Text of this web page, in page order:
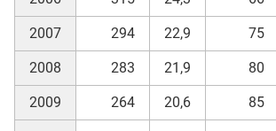
2007 294 22,9 75
2008 283 21,9 80
2009 264 20,6 85